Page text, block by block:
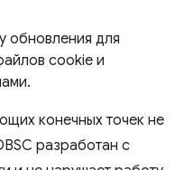
обновления для
cookie и
конечных точек не
разработан с